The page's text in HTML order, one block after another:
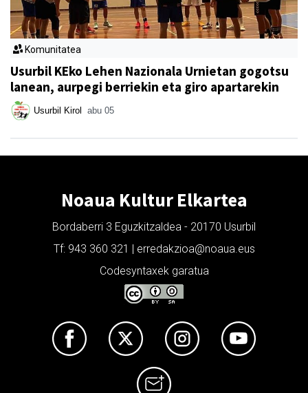
Komunitatea
Usurbil KEko Lehen Nazionala Urnietan gogotsu
lanean, aurpegi berriekin eta giro apartarekin
Usurbil Kirol abu 05
Noaua Kultur Elkartea
Bordaberri 3 Eguzkitzaldea - 20170 Usurbil
Tf: 943 360 321 | erredakzioa@noaua.eus
Codesyntaxek garatua